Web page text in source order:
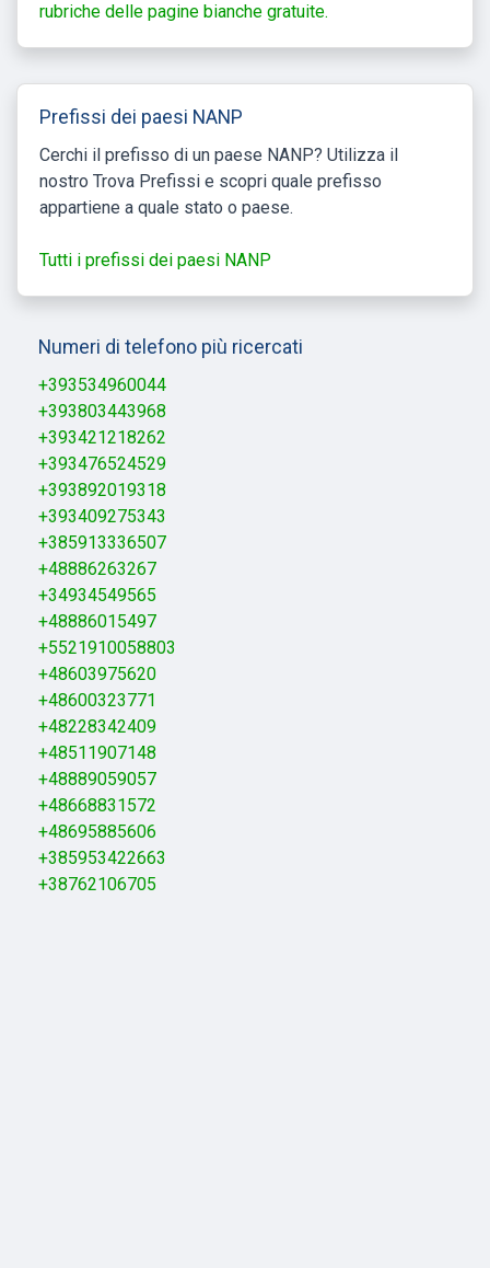
rubriche delle pagine bianche gratuite.
Prefissi dei paesi NANP
Cerchi il prefisso di un paese NANP? Utilizza il
nostro Trova Prefissi e scopri quale prefisso
appartiene a quale stato o paese.
Tutti i prefissi dei paesi NANP
Numeri di telefono più ricercati
+393534960044
+393803443968
+393421218262
+393476524529
+393892019318
+393409275343
+385913336507
+48886263267
+34934549565
+48886015497
+5521910058803
+48603975620
+48600323771
+48228342409
+48511907148
+48889059057
+48668831572
+48695885606
+385953422663
+38762106705